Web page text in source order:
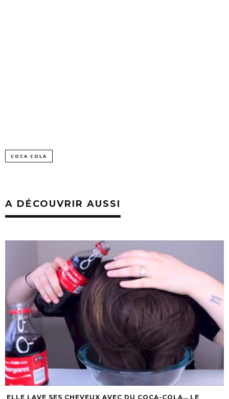
COCA COLA
A DÉCOUVRIR AUSSI
ELLE LAVE SES CHEVEUX AVEC DU COCA-COLA… LE